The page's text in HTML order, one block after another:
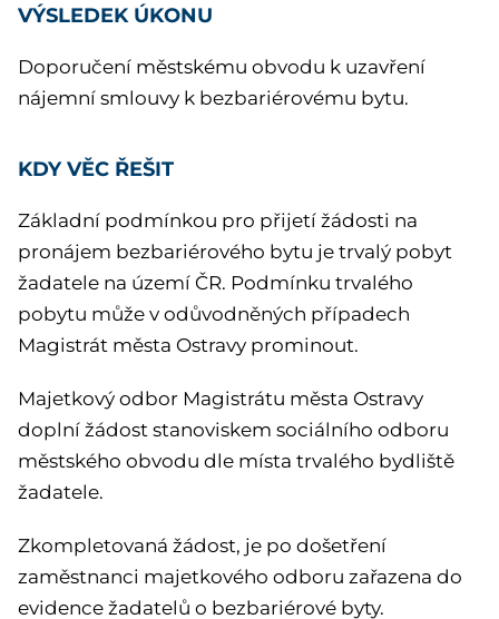
VÝSLEDEK ÚKONU
Doporučení městskému obvodu k uzavření
nájemní smlouvy k bezbariérovému bytu.
KDY VĚC ŘEŠIT
Základní podmínkou pro přijetí žádosti na
pronájem bezbariérového bytu je trvalý pobyt
žadatele na území ČR. Podmínku trvalého
pobytu může v odůvodněných případech
Magistrát města Ostravy prominout.
Majetkový odbor Magistrátu města Ostravy
doplní žádost stanoviskem sociálního odboru
městského obvodu dle místa trvalého bydliště
žadatele.
Zkompletovaná žádost, je po došetření
zaměstnanci majetkového odboru zařazena do
evidence žadatelů o bezbariérové byty.